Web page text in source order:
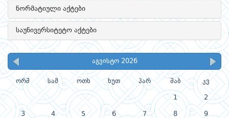
ნორმატიული აქტები
საუნივერსიტეტო აქტები
აგვისტო 2026
ორშ სამ ოთხ ხუთ პარ შაბ კვ
1 2
3 4 5 6 7 8 9